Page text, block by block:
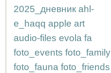
2025_дневник ahl-
e_haqq apple art
audio-files evola fa
foto_events foto_family
foto_fauna foto_friends